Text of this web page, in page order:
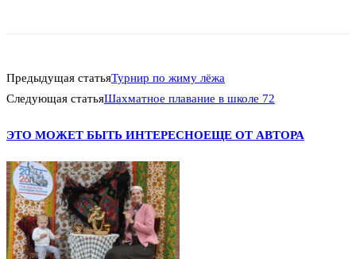
Предыдущая статьяТурнир по жиму лёжа
Следующая статьяШахматное плавание в школе 72
ЭТО МОЖЕТ БЫТЬ ИНТЕРЕСНОЕЩЕ ОТ АВТОРА